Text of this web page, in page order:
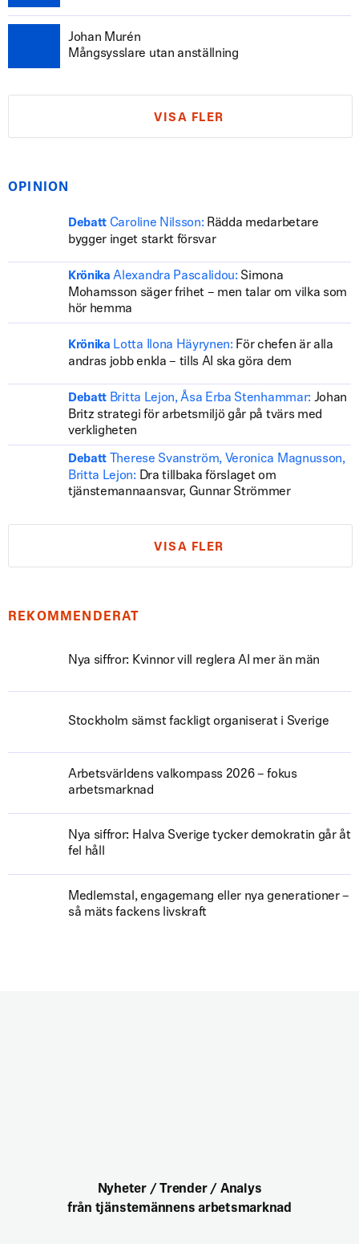
Johan Murén
Mångsysslare utan anställning
VISA FLER
OPINION
Debatt Caroline Nilsson: Rädda medarbetare
bygger inget starkt försvar
Krönika Alexandra Pascalidou: Simona
Mohamsson säger frihet – men talar om vilka som
hör hemma
Krönika Lotta Ilona Häyrynen: För chefen är alla
andras jobb enkla – tills AI ska göra dem
Debatt Britta Lejon, Åsa Erba Stenhammar: Johan
Britz strategi för arbetsmiljö går på tvärs med
verkligheten
Debatt
Therese Svanström, Veronica Magnusson,
Britta Lejon: Dra tillbaka förslaget om
tjänstemannaansvar, Gunnar Strömmer
VISA FLER
REKOMMENDERAT
Nya siffror: Kvinnor vill reglera AI mer än män
Stockholm sämst fackligt organiserat i Sverige
Arbetsvärldens valkompass 2026 – fokus
arbetsmarknad
Nya siffror: Halva Sverige tycker demokratin går åt
fel håll
Medlemstal, engagemang eller nya generationer –
så mäts fackens livskraft
Nyheter / Trender / Analys
från tjänstemännens arbetsmarknad